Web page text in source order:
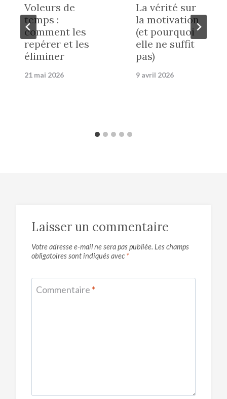
Voleurs de
temps :
comment les
repérer et les
éliminer
21 mai 2026
La vérité sur
la motivation
(et pourquoi
elle ne suffit
pas)
9 avril 2026
Laisser un commentaire
Votre adresse e-mail ne sera pas publiée. Les champs
obligatoires sont indiqués avec *
Commentaire *